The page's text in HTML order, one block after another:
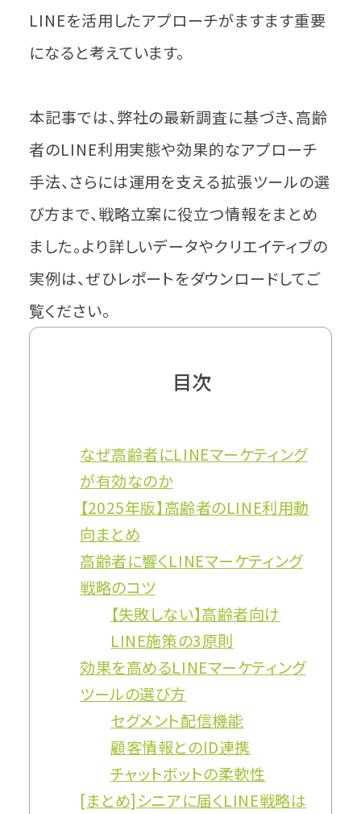
LINEを活用したアプローチがますます重要
になると考えています。
本記事では、弊社の最新調査に基づき、高齢
者のLINE利用実態や効果的なアプローチ
手法、さらには運用を支える拡張ツールの選
び方まで、戦略立案に役立つ情報をまとめ
ました。より詳しいデータやクリエイティブの
実例は、ぜひレポートをダウンロードしてご
覧ください。
目次
なぜ高齢者にLINEマーケティング
が有効なのか
【2025年版】高齢者のLINE利用動
向まとめ
高齢者に響くLINEマーケティング
戦略のコツ
【失敗しない】高齢者向け
LINE施策の3原則
効果を高めるLINEマーケティング
ツールの選び方
セグメント配信機能
顧客情報とのID連携
チャットボットの柔軟性
[まとめ]シニアに届くLINE戦略は